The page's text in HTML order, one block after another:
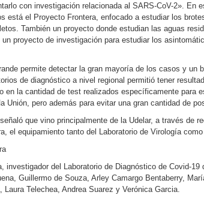
con investigación relacionada al SARS-CoV-2».
está el Proyecto Frontera, enfocado a estudiar los
También un proyecto donde estudian las aguas
proyecto de investigación para estudiar los
permite detectar la gran mayoría de los casos y
de diagnóstico a nivel regional permitió tener
en la cantidad de test realizados específicamente
Unión, pero además para evitar una gran cantidad de
que vino principalmente de la Udelar, a través
el equipamiento tanto del Laboratorio de Virología
investigador del Laboratorio de Diagnóstico de Covid-
Guillermo de Souza, Arley Camargo Bentaberry,
Telechea, Andrea Suarez y Verónica Garcia.